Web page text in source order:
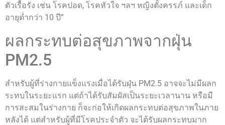
ตัวเรื้อรัง เช่น โรคปอด, โรคหัวใจ ฯลฯ หญิงตั้งครรภ์ และเด็ก
อายุต่ำกว่า 10 ปี”
ผลกระทบต่อสุขภาพจากฝุ่น
PM2.5
สำหรับผู้ที่ร่างกายแข็งแรงเมื่อได้รับฝุ่น PM2.5 อาจจะไม่มีผลก
ระทบในระยะแรก แต่ถ้าได้รับสัมผัสเป็นระยะเวลานาน หรือมี
การสะสมในร่างกาย ก็จะก่อให้เกิดผลกระทบต่อสุขภาพในภาย
หลังได้ แต่สำหรับผู้ที่มีโรคประจำตัว จะได้รับผลกระทบมาก